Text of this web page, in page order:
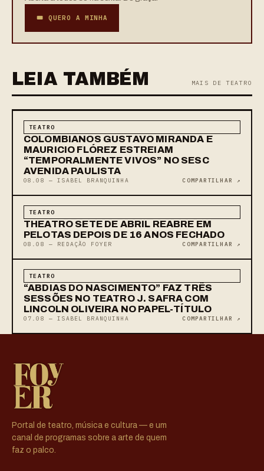
🎟 QUERO A MINHA
LEIA TAMBÉM MAIS DE TEATRO
TEATRO
COLOMBIANOS GUSTAVO MIRANDA E
MAURICIO FLÓREZ ESTREIAM
“TEMPORALMENTE VIVOS” NO SESC
AVENIDA PAULISTA
08.08 — ISABEL BRANQUINHA COMPARTILHAR ↗
TEATRO
THEATRO SETE DE ABRIL REABRE EM
PELOTAS DEPOIS DE 16 ANOS FECHADO
08.08 — REDAÇÃO FOYER COMPARTILHAR ↗
TEATRO
“ABDIAS DO NASCIMENTO” FAZ TRÊS
SESSÕES NO TEATRO J. SAFRA COM
LINCOLN OLIVEIRA NO PAPEL-TÍTULO
07.08 — ISABEL BRANQUINHA COMPARTILHAR ↗
Portal de teatro, música e cultura — e um
canal de programas sobre a arte de quem
faz o palco.